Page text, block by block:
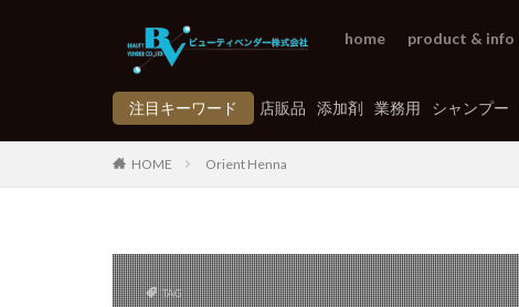
home product & info
注目キーワード 店販品 添加剤 業務用 シャンプー
HOME Orient Henna
TAG